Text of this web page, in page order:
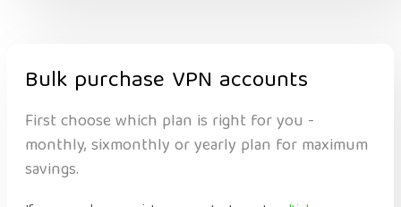
Bulk purchase VPN accounts
First choose which plan is right for you -
monthly, sixmonthly or yearly plan for maximum
savings.